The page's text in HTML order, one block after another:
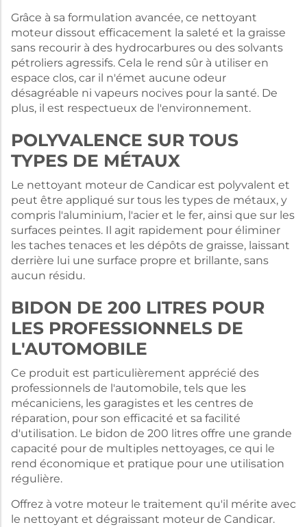
Grâce à sa formulation avancée, ce nettoyant
moteur dissout efficacement la saleté et la graisse
sans recourir à des hydrocarbures ou des solvants
pétroliers agressifs. Cela le rend sûr à utiliser en
espace clos, car il n'émet aucune odeur
désagréable ni vapeurs nocives pour la santé. De
plus, il est respectueux de l'environnement.
POLYVALENCE SUR TOUS
TYPES DE MÉTAUX
Le nettoyant moteur de Candicar est polyvalent et
peut être appliqué sur tous les types de métaux, y
compris l'aluminium, l'acier et le fer, ainsi que sur les
surfaces peintes. Il agit rapidement pour éliminer
les taches tenaces et les dépôts de graisse, laissant
derrière lui une surface propre et brillante, sans
aucun résidu.
BIDON DE 200 LITRES POUR
LES PROFESSIONNELS DE
L'AUTOMOBILE
Ce produit est particulièrement apprécié des
professionnels de l'automobile, tels que les
mécaniciens, les garagistes et les centres de
réparation, pour son efficacité et sa facilité
d'utilisation. Le bidon de 200 litres offre une grande
capacité pour de multiples nettoyages, ce qui le
rend économique et pratique pour une utilisation
régulière.
Offrez à votre moteur le traitement qu'il mérite avec
le nettoyant et dégraissant moteur de Candicar.